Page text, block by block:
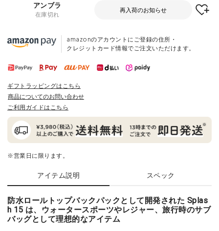
アンブラ
在庫切れ
再入荷のお知らせ
amazonのアカウントにご登録の住所・
クレジットカード情報でご注文いただけます。
ギフトラッピングはこちら
商品についてのお問い合わせ
ご利用ガイドはこちら
※営業日に限ります。
アイテム説明 スペック
防水ロールトップバックパックとして開発された Splas
h 15 は、ウォータースポーツやレジャー、旅行時のサブ
バッグとして理想的なアイテム